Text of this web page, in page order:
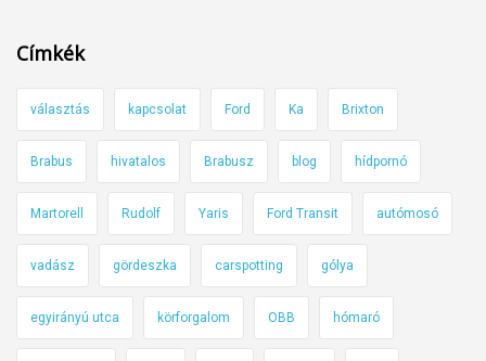
Címkék
választás kapcsolat Ford Ka Brixton
Brabus hivatalos Brabusz blog hídpornó
Martorell Rudolf Yaris Ford Transit autómosó
vadász gördeszka carspotting gólya
egyirányú utca körforgalom OBB hómaró